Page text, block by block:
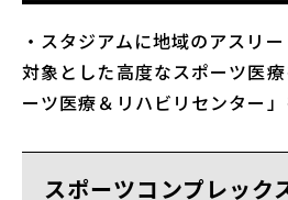
・スタジアムに地域のアスリ
対象とした高度なスポーツ医
ーツ医療＆リハビリセンター
スポーツコンプレック